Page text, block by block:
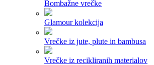
Bombažne vrečke
Glamour kolekcija
Vrečke iz jute, plute in bambusa
Vrečke iz recikliranih materialov